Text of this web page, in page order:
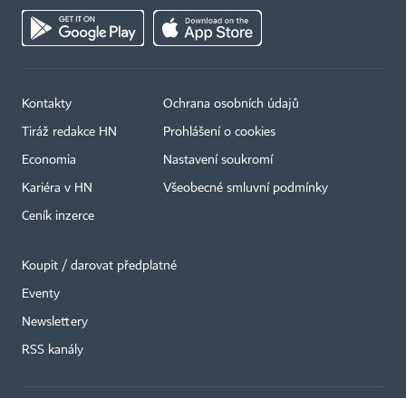
Kontakty
Tiráž redakce HN
Economia
Kariéra v HN
Ceník inzerce
Ochrana osobních údajů
Prohlášení o cookies
Nastavení soukromí
Všeobecné smluvní podmínky
Koupit / darovat předplatné
Eventy
Newslettery
RSS kanály